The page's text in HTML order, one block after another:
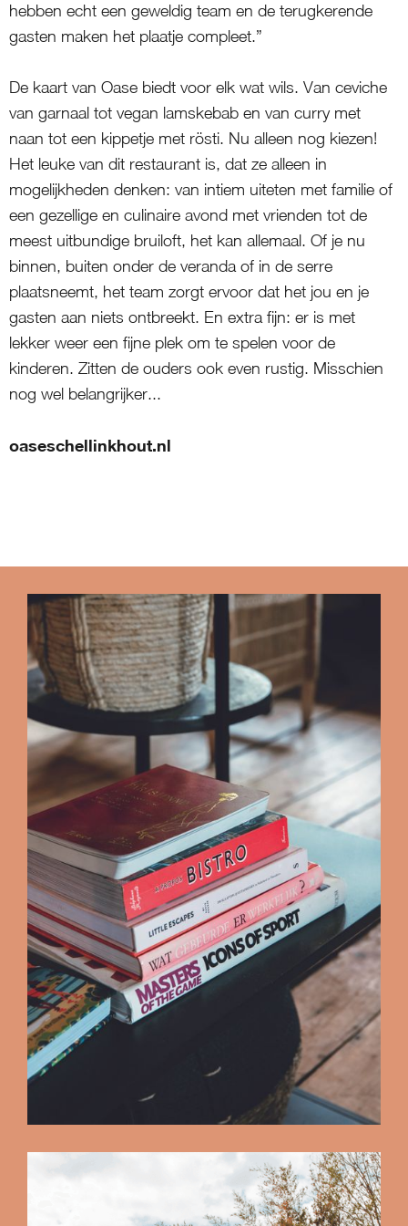
hebben echt een geweldig team en de terugkerende
gasten maken het plaatje compleet.”
De kaart van Oase biedt voor elk wat wils. Van ceviche
van garnaal tot vegan lamskebab en van curry met
naan tot een kippetje met rösti. Nu alleen nog kiezen!
Het leuke van dit restaurant is, dat ze alleen in
mogelijkheden denken: van intiem uiteten met familie of
een gezellige en culinaire avond met vrienden tot de
meest uitbundige bruiloft, het kan allemaal. Of je nu
binnen, buiten onder de veranda of in de serre
plaatsneemt, het team zorgt ervoor dat het jou en je
gasten aan niets ontbreekt. En extra fijn: er is met
lekker weer een fijne plek om te spelen voor de
kinderen. Zitten de ouders ook even rustig. Misschien
nog wel belangrijker...
oaseschellinkhout.nl